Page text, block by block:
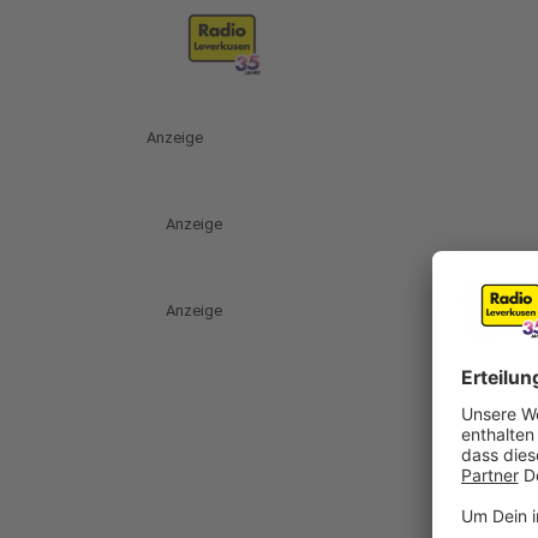
Anzeige
Anzeige
Anzeige